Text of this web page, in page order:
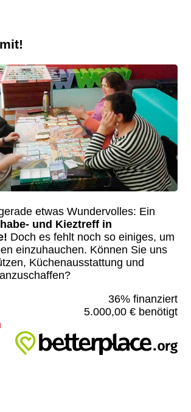
etwas Wundervolles: Ein
und Kieztreff in
Doch es fehlt noch so einiges, um
einzuhauchen. Können Sie uns
Küchenausstattung und
36% finanziert
5.000,00 € benötigt